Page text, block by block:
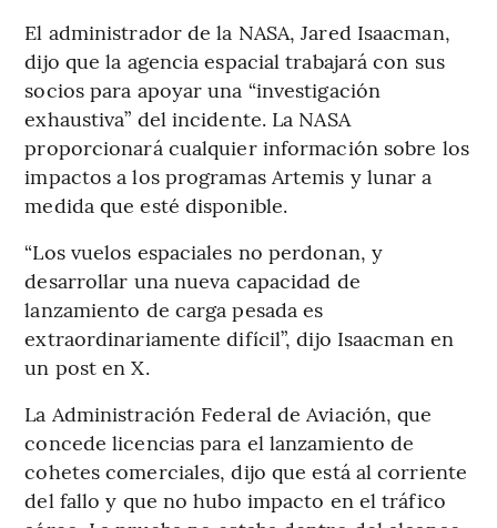
El administrador de la NASA, Jared Isaacman,
dijo que la agencia espacial trabajará con sus
socios para apoyar una “investigación
exhaustiva” del incidente. La NASA
proporcionará cualquier información sobre los
impactos a los programas Artemis y lunar a
medida que esté disponible.
“Los vuelos espaciales no perdonan, y
desarrollar una nueva capacidad de
lanzamiento de carga pesada es
extraordinariamente difícil”, dijo Isaacman en
un post en X.
La Administración Federal de Aviación, que
concede licencias para el lanzamiento de
cohetes comerciales, dijo que está al corriente
del fallo y que no hubo impacto en el tráfico